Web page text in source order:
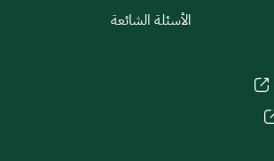
الأسئلة الشائعة